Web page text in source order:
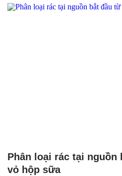
Phân loại rác tại nguồn
vỏ hộp sữa